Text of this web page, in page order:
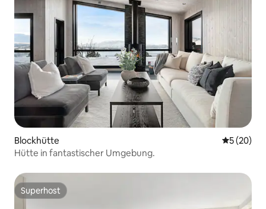
Blockhütte
5 (20)
Hütte in fantastischer Umgebung.
Superhost
Superhost